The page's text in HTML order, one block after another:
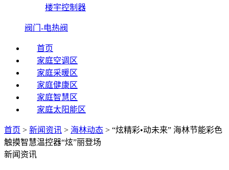
楼宇控制器
阀门-电热阀
首页
家庭空调区
家庭采暖区
家庭健康区
家庭智慧区
家庭太阳能区
首页 > 新闻资讯 > 海林动态 > “炫精彩•动未来” 海林节能彩色
触摸智慧温控器“炫”丽登场
新闻资讯